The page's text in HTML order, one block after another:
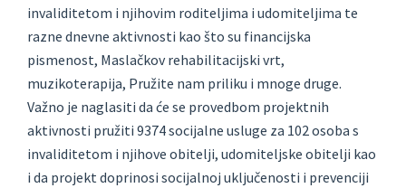
invaliditetom i njihovim roditeljima i udomiteljima te
razne dnevne aktivnosti kao što su financijska
pismenost, Maslačkov rehabilitacijski vrt,
muzikoterapija, Pružite nam priliku i mnoge druge.
Važno je naglasiti da će se provedbom projektnih
aktivnosti pružiti 9374 socijalne usluge za 102 osoba s
invaliditetom i njihove obitelji, udomiteljske obitelji kao
i da projekt doprinosi socijalnoj uključenosti i prevenciji